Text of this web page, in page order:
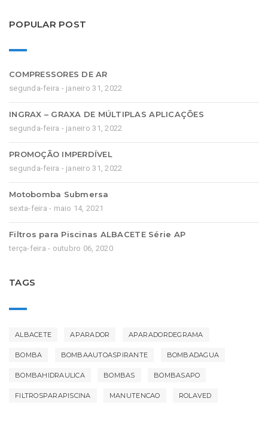
POPULAR POST
COMPRESSORES DE AR
segunda-feira - janeiro 31, 2022
INGRAX – GRAXA DE MÚLTIPLAS APLICAÇÕES
segunda-feira - janeiro 31, 2022
PROMOÇÃO IMPERDÍVEL
segunda-feira - janeiro 31, 2022
Motobomba Submersa
sexta-feira - maio 14, 2021
Filtros para Piscinas ALBACETE Série AP
terça-feira - outubro 06, 2020
TAGS
ALBACETE APARADOR APARADORDEGRAMA
BOMBA BOMBAAUTOASPIRANTE BOMBADAGUA
BOMBAHIDRAULICA BOMBAS BOMBASAPO
FILTROSPARAPISCINA MANUTENCAO ROLAVED